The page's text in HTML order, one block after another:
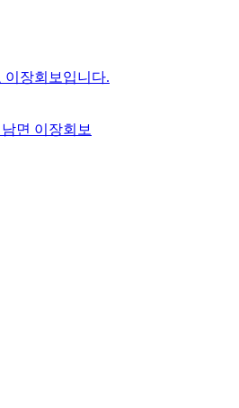
이장회보입니다.
면 이장회보